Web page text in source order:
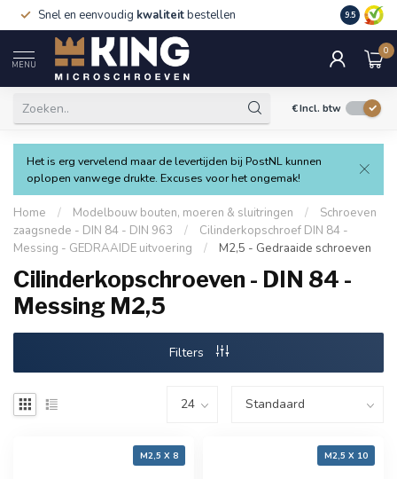
Snel en eenvoudig kwaliteitbestellen 9.5
MENU
0
€Incl. btw
Het is erg vervelend maar de levertijden bij PostNL kunnen
oplopen vanwege drukte. Excuses voor het ongemak!
Home / Modelbouw bouten, moeren & sluitringen /
Schroeven
zaagsnede - DIN 84 - DIN 963
/
Cilinderkopschroef DIN 84 -
Messing - GEDRAAIDE uitvoering
/ M2,5 - Gedraaide schroeven
Cilinderkopschroeven - DIN 84 -
Messing M2,5
Filters
M2,5 X 8 M2,5 X 10